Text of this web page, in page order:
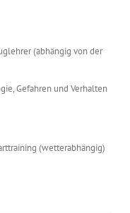
(abhängig von der
Gefahren und Verhalten
(wetterabhängig)